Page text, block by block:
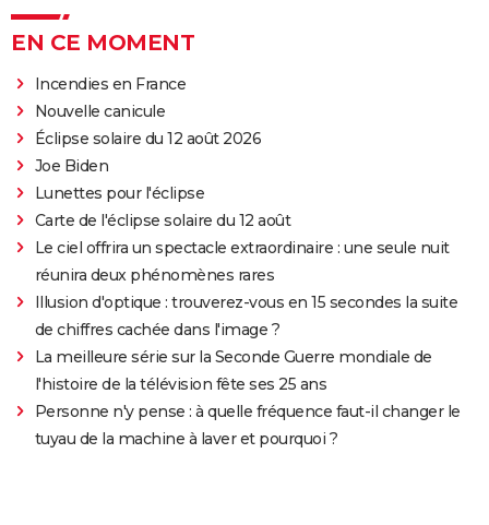
EN CE MOMENT
Incendies en France
Nouvelle canicule
Éclipse solaire du 12 août 2026
Joe Biden
Lunettes pour l'éclipse
Carte de l'éclipse solaire du 12 août
Le ciel offrira un spectacle extraordinaire : une seule nuit
réunira deux phénomènes rares
Illusion d'optique : trouverez-vous en 15 secondes la suite
de chiffres cachée dans l'image ?
La meilleure série sur la Seconde Guerre mondiale de
l'histoire de la télévision fête ses 25 ans
Personne n'y pense : à quelle fréquence faut-il changer le
tuyau de la machine à laver et pourquoi ?